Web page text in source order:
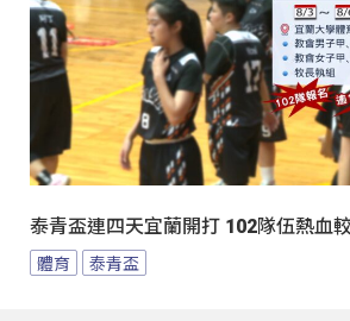
泰青盃連四天宜蘭開打 102隊伍熱血
體育 泰青盃